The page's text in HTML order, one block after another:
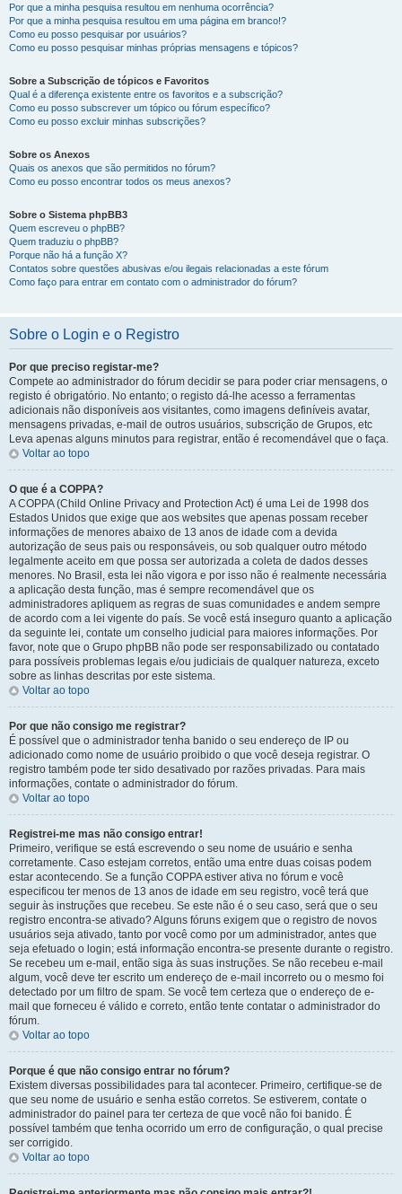
Por que a minha pesquisa resultou em nenhuma ocorrência?
Por que a minha pesquisa resultou em uma página em branco!?
Como eu posso pesquisar por usuários?
Como eu posso pesquisar minhas próprias mensagens e tópicos?
Sobre a Subscrição de tópicos e Favoritos
Qual é a diferença existente entre os favoritos e a subscrição?
Como eu posso subscrever um tópico ou fórum específico?
Como eu posso excluir minhas subscrições?
Sobre os Anexos
Quais os anexos que são permitidos no fórum?
Como eu posso encontrar todos os meus anexos?
Sobre o Sistema phpBB3
Quem escreveu o phpBB?
Quem traduziu o phpBB?
Porque não há a função X?
Contatos sobre questões abusivas e/ou ilegais relacionadas a este fórum
Como faço para entrar em contato com o administrador do fórum?
Sobre o Login e o Registro
Por que preciso registar-me?
Compete ao administrador do fórum decidir se para poder criar mensagens, o
registo é obrigatório. No entanto; o registo dá-lhe acesso a ferramentas
adicionais não disponíveis aos visitantes, como imagens definíveis avatar,
mensagens privadas, e-mail de outros usuários, subscrição de Grupos, etc
Leva apenas alguns minutos para registrar, então é recomendável que o faça.
Voltar ao topo
O que é a COPPA?
A COPPA (Child Online Privacy and Protection Act) é uma Lei de 1998 dos
Estados Unidos que exige que aos websites que apenas possam receber
informações de menores abaixo de 13 anos de idade com a devida
autorização de seus pais ou responsáveis, ou sob qualquer outro método
legalmente aceito em que possa ser autorizada a coleta de dados desses
menores. No Brasil, esta lei não vigora e por isso não é realmente necessária
a aplicação desta função, mas é sempre recomendável que os
administradores apliquem as regras de suas comunidades e andem sempre
de acordo com a lei vigente do país. Se você está inseguro quanto a aplicação
da seguinte lei, contate um conselho judicial para maiores informações. Por
favor, note que o Grupo phpBB não pode ser responsabilizado ou contatado
para possíveis problemas legais e/ou judiciais de qualquer natureza, exceto
sobre as linhas descritas por este sistema.
Voltar ao topo
Por que não consigo me registrar?
É possível que o administrador tenha banido o seu endereço de IP ou
adicionado como nome de usuário proibido o que você deseja registrar. O
registro também pode ter sido desativado por razões privadas. Para mais
informações, contate o administrador do fórum.
Voltar ao topo
Registrei-me mas não consigo entrar!
Primeiro, verifique se está escrevendo o seu nome de usuário e senha
corretamente. Caso estejam corretos, então uma entre duas coisas podem
estar acontecendo. Se a função COPPA estiver ativa no fórum e você
especificou ter menos de 13 anos de idade em seu registro, você terá que
seguir às instruções que recebeu. Se este não é o seu caso, será que o seu
registro encontra-se ativado? Alguns fóruns exigem que o registro de novos
usuários seja ativado, tanto por você como por um administrador, antes que
seja efetuado o login; está informação encontra-se presente durante o registro.
Se recebeu um e-mail, então siga às suas instruções. Se não recebeu e-mail
algum, você deve ter escrito um endereço de e-mail incorreto ou o mesmo foi
detectado por um filtro de spam. Se você tem certeza que o endereço de e-
mail que forneceu é válido e correto, então tente contatar o administrador do
fórum.
Voltar ao topo
Porque é que não consigo entrar no fórum?
Existem diversas possibilidades para tal acontecer. Primeiro, certifique-se de
que seu nome de usuário e senha estão corretos. Se estiverem, contate o
administrador do painel para ter certeza de que você não foi banido. É
possível também que tenha ocorrido um erro de configuração, o qual precise
ser corrigido.
Voltar ao topo